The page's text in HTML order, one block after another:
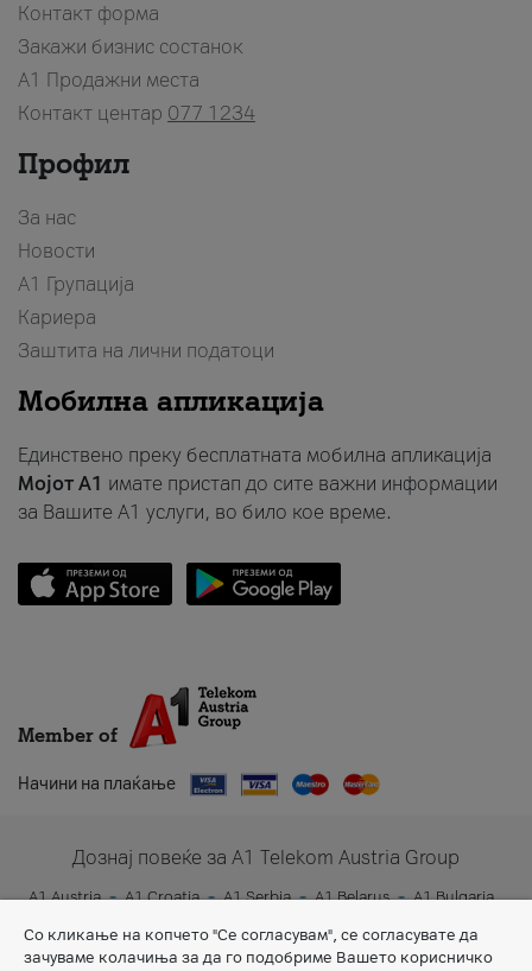
Контакт форма
Закажи бизнис состанок
A1 Продажни места
Контакт центар 077 1234
Профил
За нас
Новости
А1 Групација
Кариера
Заштита на лични податоци
Мобилна апликација
Единствено преку бесплатната мобилна апликација
Мојот A1 имате пристап до сите важни информации
за Вашите A1 услуги, во било кое време.
Member of
Начини на плаќање
Дознај повеќе за A1 Telekom Austria Group
A1 Austria A1 Croatia A1 Serbia A1 Belarus
A1 Bulgaria
A1 Slovenia
A1 Digital
Со кликање на копчето "Се согласувам", се согласувате да
зачуваме колачиња за да го подобриме Вашето корисничко